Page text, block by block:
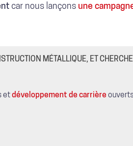
car nous lançons une
MÉTALLIQUE, ET
etdéveloppement de carrière